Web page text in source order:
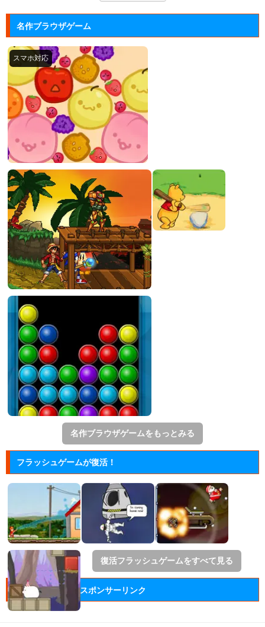
名作ブラウザゲーム
名作ブラウザゲームをもっとみる
フラッシュゲームが復活！
復活フラッシュゲームをすべて見る
スポンサーリンク